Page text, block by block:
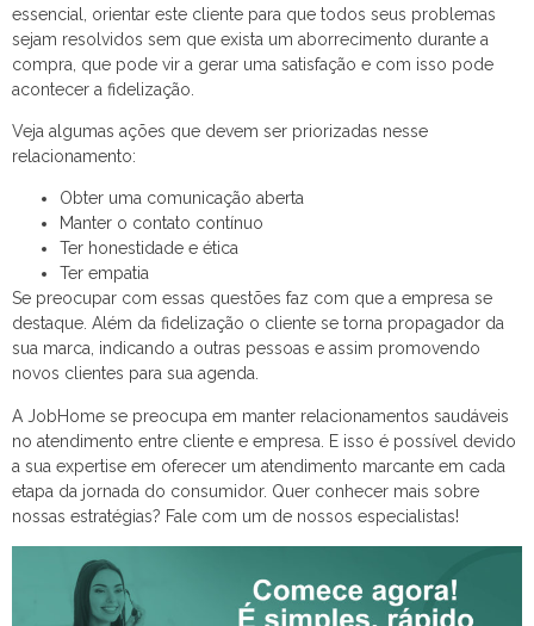
essencial, orientar este cliente para que todos seus problemas
sejam resolvidos sem que exista um aborrecimento durante a
compra, que pode vir a gerar uma satisfação e com isso pode
acontecer a fidelização.
Veja algumas ações que devem ser priorizadas nesse
relacionamento:
Obter uma comunicação aberta
Manter o contato contínuo
Ter honestidade e ética
Ter empatia
Se preocupar com essas questões faz com que a empresa se
destaque. Além da fidelização o cliente se torna propagador da
sua marca, indicando a outras pessoas e assim promovendo
novos clientes para sua agenda.
A JobHome se preocupa em manter relacionamentos saudáveis
no atendimento entre cliente e empresa. E isso é possível devido
a sua expertise em oferecer um atendimento marcante em cada
etapa da jornada do consumidor. Quer conhecer mais sobre
nossas estratégias? Fale com um de nossos especialistas!